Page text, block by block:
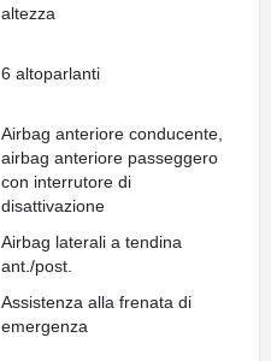
altezza
6 altoparlanti
Airbag anteriore conducente,
airbag anteriore passeggero
con interrutore di
disattivazione
Airbag laterali a tendina
ant./post.
Assistenza alla frenata di
emergenza